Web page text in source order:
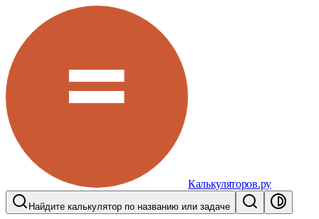
Калькуляторов.ру
Найдите калькулятор по названию или задаче